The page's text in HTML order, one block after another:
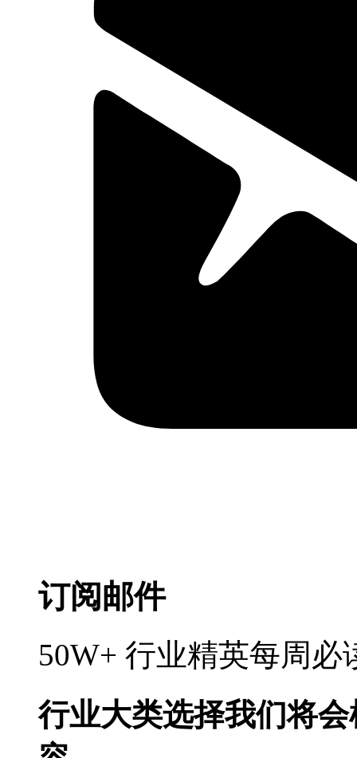
订阅邮件
50W+ 行业精英每周
行业大类选择我们将